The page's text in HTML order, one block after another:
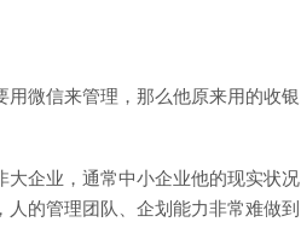
微信来管理，那么他原来用的收银
企业，通常中小企业他的现实状况
的管理团队、企划能力非常难做到